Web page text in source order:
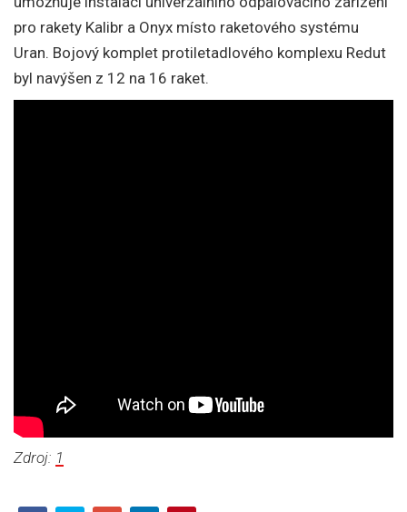
pro rakety Kalibr a Onyx místo raketového systému
Uran. Bojový komplet protiletadlového komplexu Redut
byl navýšen z 12 na 16 raket.
Zdroj: 1